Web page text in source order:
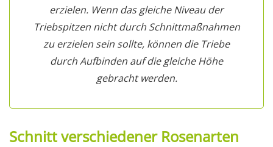
erzielen. Wenn das gleiche Niveau der
Triebspitzen nicht durch Schnittmaßnahmen
zu erzielen sein sollte, können die Triebe
durch Aufbinden auf die gleiche Höhe
gebracht werden.
Schnitt verschiedener Rosenarten